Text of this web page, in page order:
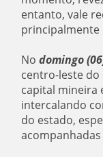
entanto, vale
Nodomingo
centro-leste do
capital mineira
intercalando
do estado,